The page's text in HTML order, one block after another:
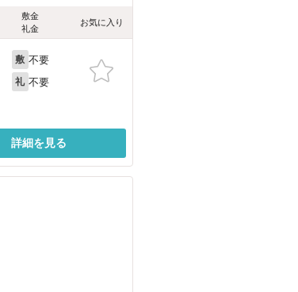
敷金
礼金
お気に入り
敷 不要
礼 不要
詳細を見る